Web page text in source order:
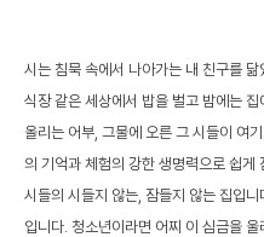
시는 침묵 속에서 나아가는 내 친구를
식장 같은 세상에서 밥을 벌고 밤에는
올리는 어부, 그물에 오른 그 시들이 여
의 기억과 체험의 강한 생명력으로 쉽게
시들의 시들지 않는, 잠들지 않는 집입
입니다. 청소년이라면 어찌 이 심금을